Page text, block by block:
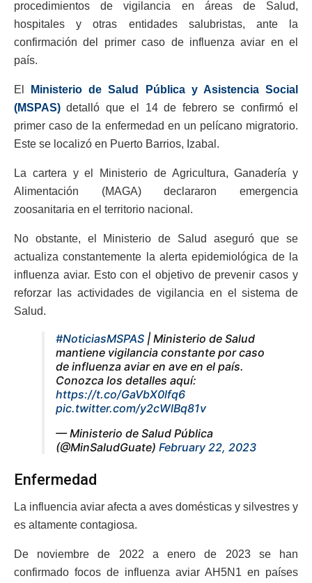
procedimientos de vigilancia en áreas de Salud,
hospitales y otras entidades salubristas, ante la
confirmación del primer caso de influenza aviar en el
país.
El
Ministerio de Salud Pública y Asistencia Social
(MSPAS) detalló que el 14 de febrero se confirmó el
primer caso de la enfermedad en un pelícano migratorio.
Este se localizó en Puerto Barrios, Izabal.
La cartera y el Ministerio de Agricultura, Ganadería y
Alimentación (MAGA) declararon emergencia
zoosanitaria en el territorio nacional.
No obstante, el Ministerio de Salud aseguró que se
actualiza constantemente la alerta epidemiológica de la
influenza aviar. Esto con el objetivo de prevenir casos y
reforzar las actividades de vigilancia en el sistema de
Salud.
#NoticiasMSPAS | Ministerio de Salud
mantiene vigilancia constante por caso
de influenza aviar en ave en el país.
Conozca los detalles aquí:
https://t.co/GaVbX0lfq6
pic.twitter.com/y2cWlBq81v
— Ministerio de Salud Pública
(@MinSaludGuate) February 22, 2023
Enfermedad
La influencia aviar afecta a aves domésticas y silvestres y
es altamente contagiosa.
De noviembre de 2022 a enero de 2023 se han
confirmado focos de influenza aviar AH5N1 en países